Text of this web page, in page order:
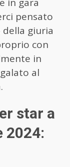
in gara
pensato
giuria
con
in
al
star a
2024: